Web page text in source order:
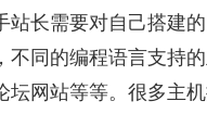
站长需要对自己搭建
不同的编程语言支持
坛网站等等。很多主